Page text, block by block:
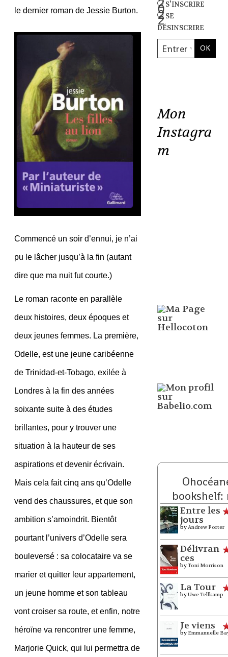
le dernier roman de Jessie Burton.
Commencé un soir d’ennui, je n’ai
pu le lâcher jusqu’à la fin (autant
dire que ma nuit fut courte.)
Le roman raconte en parallèle
deux histoires, deux époques et
deux jeunes femmes. La première,
Odelle, est une jeune caribéenne
de Trinidad-et-Tobago, exilée à
Londres à la fin des années
soixante suite à des études
brillantes, pour y trouver une
situation à la hauteur de ses
aspirations et devenir écrivain.
Mais cela fait cinq ans qu’Odelle
vend des chaussures, et que son
ambition s’amoindrit. Bientôt
pourtant l’univers d’Odelle sera
bouleversé : sa colocataire va se
marier et quitter leur appartement,
un jeune homme et son tableau
vont croiser sa route, et enfin, notre
héroïne va rencontrer une femme,
Marjorie Quick, qui lui permettra de
s'inscrire
se
désinscrire
Mon
Instagra
m
bookshelf:
Entre les
jours
byAndrew Porter
Délivran
ces
byToni Morrison
La Tour
byUwe Tellkamp
Je viens
by Emmanuelle